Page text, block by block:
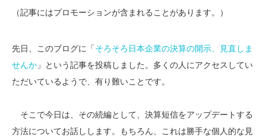
（記事にはプロモーションが含まれることがあります。）
先日、このブログに「そろそろ日本企業の決算の開示、見直しま
せんか 」という記事を投稿しました。多くの人にアクセスしてい
ただいているようで、有り難いことです。
そこで今日は、その続編として、決算短信をアップデートする
方法についてお話しします。もちろん、これは勝手な個人的な見